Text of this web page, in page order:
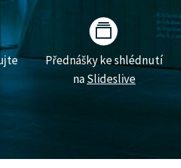
Přednášky ke shlédnutí
naSlideslive